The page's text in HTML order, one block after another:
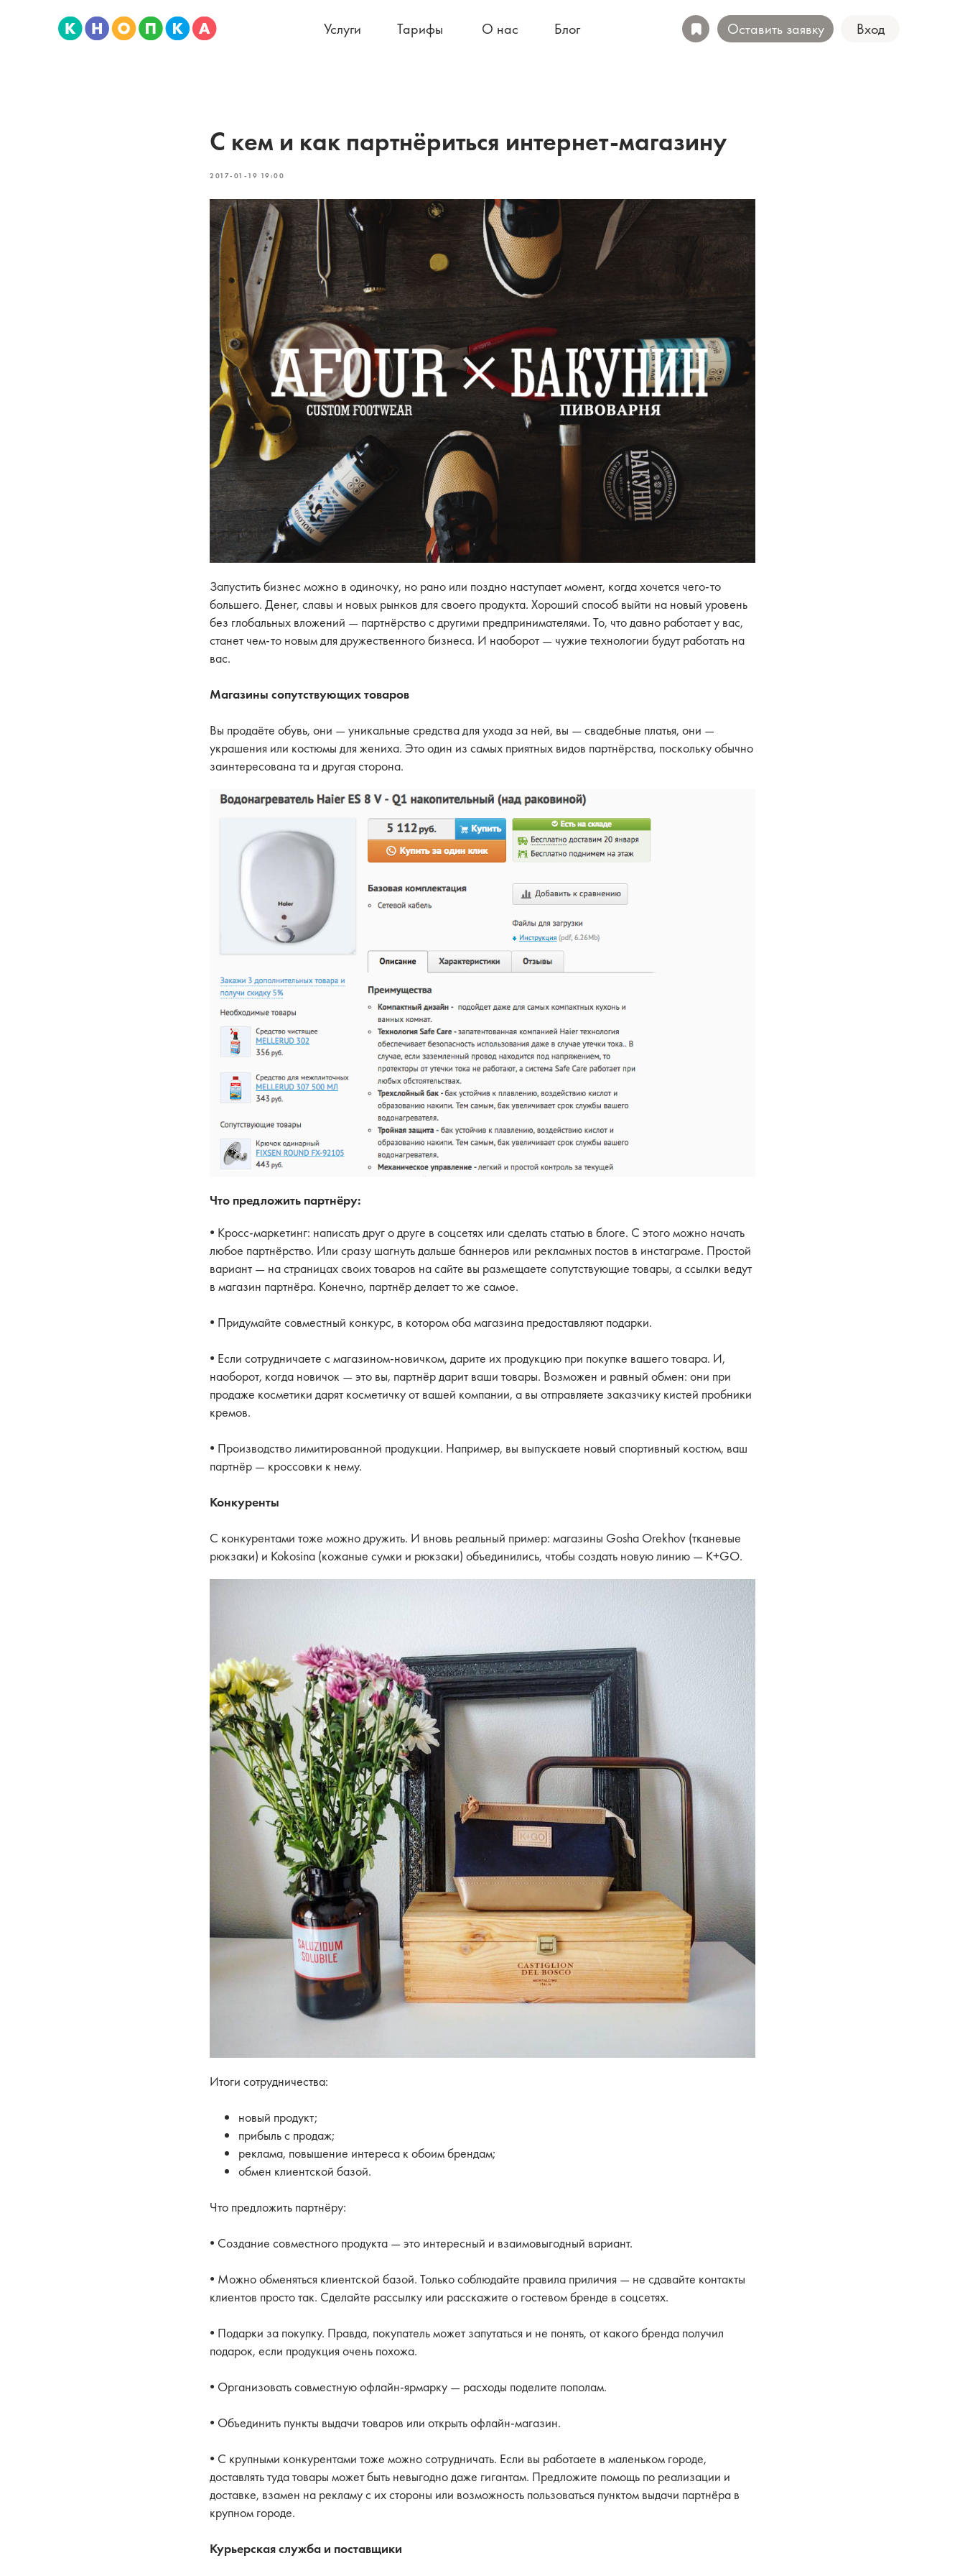
Вход
Оставить заявку
Услуги Тарифы О нас Блог
С кем и как партнёриться интернет-магазину
2017-01-19 19:00
Запустить бизнес можно в одиночку, но рано или поздно наступает момент, когда хочется чего-то
большего. Денег, славы и новых рынков для своего продукта. Хороший способ выйти на новый уровень
без глобальных вложений — партнёрство с другими предпринимателями. То, что давно работает у вас,
станет чем-то новым для дружественного бизнеса. И наоборот — чужие технологии будут работать на
вас.
Магазины сопутствующих товаров
Вы продаёте обувь, они — уникальные средства для ухода за ней, вы — свадебные платья, они —
украшения или костюмы для жениха. Это один из самых приятных видов партнёрства, поскольку обычно
заинтересована та и другая сторона.
Что предложить партнёру:
• Кросс-маркетинг: написать друг о друге в соцсетях или сделать статью в блоге. С этого можно начать
любое партнёрство. Или сразу шагнуть дальше баннеров или рекламных постов в инстаграме. Простой
вариант — на страницах своих товаров на сайте вы размещаете сопутствующие товары, а ссылки ведут
в магазин партнёра. Конечно, партнёр делает то же самое.
• Придумайте совместный конкурс, в котором оба магазина предоставляют подарки.
• Если сотрудничаете с магазином-новичком, дарите их продукцию при покупке вашего товара. И,
наоборот, когда новичок — это вы, партнёр дарит ваши товары. Возможен и равный обмен: они при
продаже косметики дарят косметичку от вашей компании, а вы отправляете заказчику кистей пробники
кремов.
• Производство лимитированной продукции. Например, вы выпускаете новый спортивный костюм, ваш
партнёр — кроссовки к нему.
Конкуренты
С конкурентами тоже можно дружить. И вновь реальный пример: магазины Gosha Orekhov (тканевые
рюкзаки) и Kokosina (кожаные сумки и рюкзаки) объединились, чтобы создать новую линию — К+GO.
Итоги сотрудничества:
новый продукт;
прибыль с продаж;
реклама, повышение интереса к обоим брендам;
обмен клиентской базой.
Что предложить партнёру:
• Создание совместного продукта — это интересный и взаимовыгодный вариант.
• Можно обменяться клиентской базой. Только соблюдайте правила приличия — не сдавайте контакты
клиентов просто так. Сделайте рассылку или расскажите о гостевом бренде в соцсетях.
• Подарки за покупку. Правда, покупатель может запутаться и не понять, от какого бренда получил
подарок, если продукция очень похожа.
• Организовать совместную офлайн-ярмарку — расходы поделите пополам.
• Объединить пункты выдачи товаров или открыть офлайн-магазин.
• С крупными конкурентами тоже можно сотрудничать. Если вы работаете в маленьком городе,
доставлять туда товары может быть невыгодно даже гигантам. Предложите помощь по реализации и
доставке, взамен на рекламу с их стороны или возможность пользоваться пунктом выдачи партнёра в
крупном городе.
Курьерская служба и поставщики